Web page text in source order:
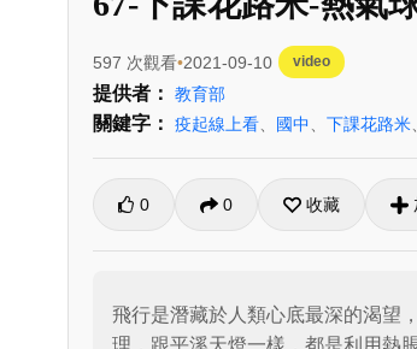
597 次觀看 2021-09-10 video
提供者： 教育部
關鍵字： 疫起線上看 國中 下課花路米
0 0 收藏
飛行是潛藏於人類心底最深的渴望